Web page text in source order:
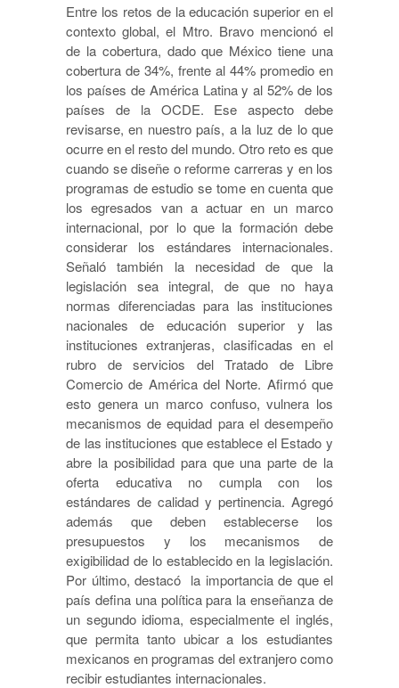
Entre los retos de la educación superior en el
contexto global, el Mtro. Bravo mencionó el
de la cobertura, dado que México tiene una
cobertura de 34%, frente al 44% promedio en
los países de América Latina y al 52% de los
países de la OCDE. Ese aspecto debe
revisarse, en nuestro país, a la luz de lo que
ocurre en el resto del mundo. Otro reto es que
cuando se diseñe o reforme carreras y en los
programas de estudio se tome en cuenta que
los egresados van a actuar en un marco
internacional, por lo que la formación debe
considerar los estándares internacionales.
Señaló también la necesidad de que la
legislación sea integral, de que no haya
normas diferenciadas para las instituciones
nacionales de educación superior y las
instituciones extranjeras, clasificadas en el
rubro de servicios del Tratado de Libre
Comercio de América del Norte. Afirmó que
esto genera un marco confuso, vulnera los
mecanismos de equidad para el desempeño
de las instituciones que establece el Estado y
abre la posibilidad para que una parte de la
oferta educativa no cumpla con los
estándares de calidad y pertinencia. Agregó
además que deben establecerse los
presupuestos y los mecanismos de
exigibilidad de lo establecido en la legislación.
Por último, destacó la importancia de que el
país defina una política para la enseñanza de
un segundo idioma, especialmente el inglés,
que permita tanto ubicar a los estudiantes
mexicanos en programas del extranjero como
recibir estudiantes internacionales.